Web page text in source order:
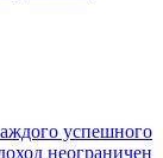
успешного
неограничен